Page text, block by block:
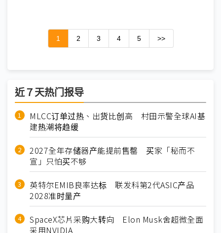
1 2 3 4 5 >>
近７天热门报导
MLCC订单过热、出货比创高 村田示警全球AI基
建热潮将趋缓
2027全年存储器产能提前售罄 买家「秘而不
宣」只怕买不够
英特尔EMIB良率达标 联发科第2代ASIC产品
2028准时量产
SpaceX芯片采购大转向 Elon Musk舍超微全面
采用NVIDIA